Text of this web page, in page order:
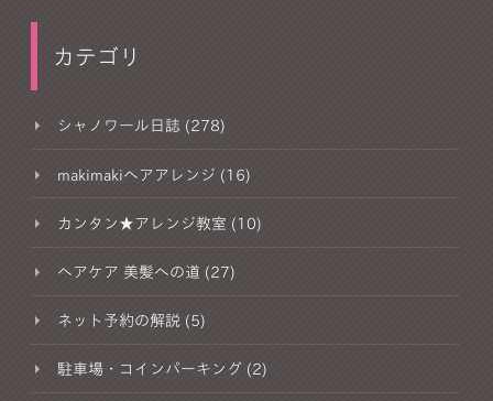
カテゴリ
シャノワール日誌 (278)
makimakiヘアアレンジ (16)
カンタン★アレンジ教室 (10)
ヘアケア 美髪への道 (27)
ネット予約の解説 (5)
駐車場・コインパーキング (2)